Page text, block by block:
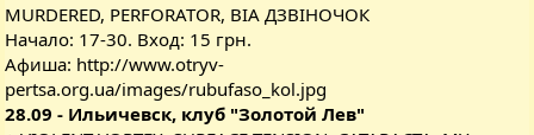
MURDERED, PERFORATOR, ВІА ДЗВІНОЧОК
Начало: 17-30. Вход: 15 грн.
Афиша: http://www.otryv-
pertsa.org.ua/images/rubufaso_kol.jpg
28.09 - Ильичевск, клуб "Золотой Лев"